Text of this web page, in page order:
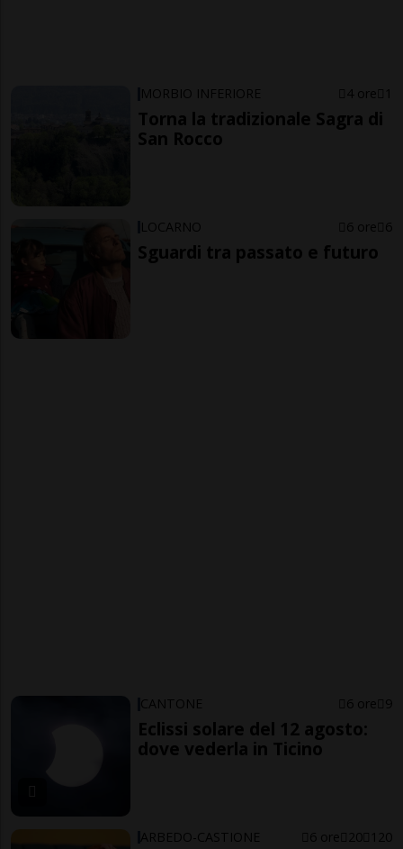
MORBIO INFERIORE 4 ore 1
Torna la tradizionale Sagra di
San Rocco
LOCARNO 6 ore 6
Sguardi tra passato e futuro
CANTONE 6 ore 9
Eclissi solare del 12 agosto:
dove vederla in Ticino
ARBEDO-CASTIONE 6 ore 20 120